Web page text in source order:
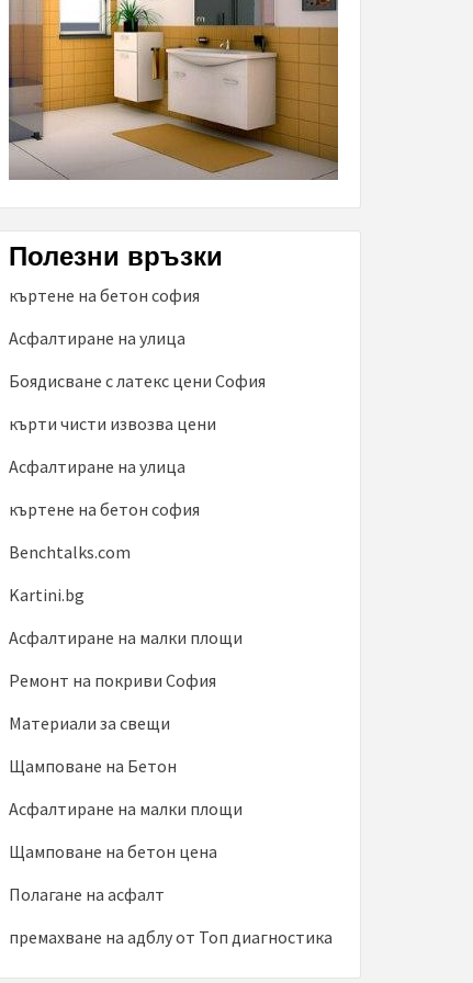
Полезни връзки
къртене на бетон софия
Асфалтиране на улица
Боядисване с латекс цени София
кърти чисти извозва цени
Асфалтиране на улица
къртене на бетон софия
Benchtalks.com
Kartini.bg
Асфалтиране на малки площи
Ремонт на покриви София
Материали за свещи
Щамповане на Бетон
Асфалтиране на малки площи
Щамповане на бетон цена
Полагане на асфалт
премахване на адблу от Топ диагностика